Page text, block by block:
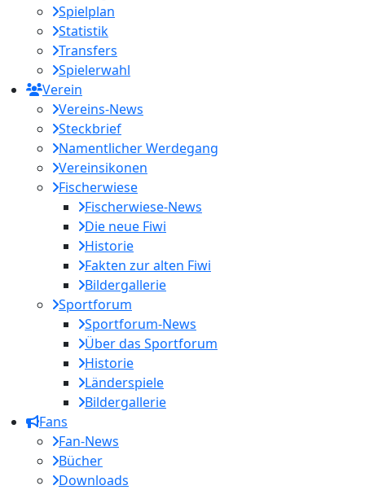
Spielplan
Statistik
Transfers
Spielerwahl
Verein
Vereins-News
Steckbrief
Namentlicher Werdegang
Vereinsikonen
Fischerwiese
Fischerwiese-News
Die neue Fiwi
Historie
Fakten zur alten Fiwi
Bildergallerie
Sportforum
Sportforum-News
Über das Sportforum
Historie
Länderspiele
Bildergallerie
Fans
Fan-News
Bücher
Downloads